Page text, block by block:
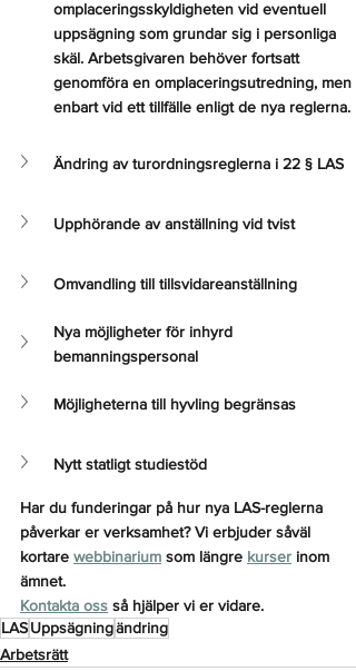
omplaceringsskyldigheten vid eventuell
uppsägning som grundar sig i personliga
skäl. Arbetsgivaren behöver fortsatt
genomföra en omplaceringsutredning, men
enbart vid ett tillfälle enligt de nya reglerna.
Ändring av turordningsreglerna i 22 § LAS
Upphörande av anställning vid tvist
Omvandling till tillsvidareanställning
Nya möjligheter för inhyrd
bemanningspersonal
Möjligheterna till hyvling begränsas
Nytt statligt studiestöd
Har du funderingar på hur nya LAS-reglerna
påverkar er verksamhet? Vi erbjuder såväl
kortare webbinarium som längre kurser inom
ämnet.
Kontakta oss så hjälper vi er vidare.
LASUppsägningändring
Arbetsrätt